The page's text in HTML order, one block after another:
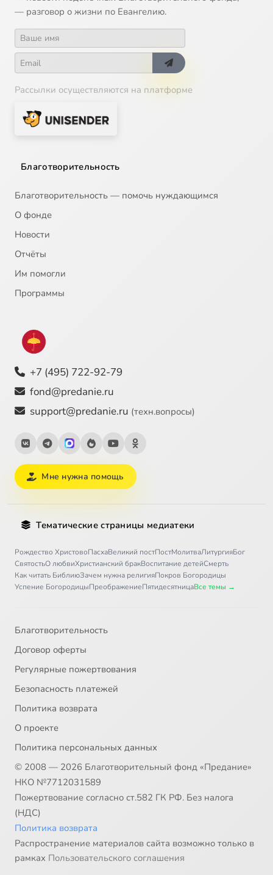
— разговор о жизни по Евангелию.
Рассылки осуществляются на платформе
Благотворительность
Благотворительность — помочь нуждающимся
О фонде
Новости
Отчёты
Им помогли
Программы
+7 (495) 722-92-79
fond@predanie.ru
support@predanie.ru (техн.вопросы)
Мне нужна помощь
Тематические страницы медиатеки
Рождество ХристовоПасхаВеликий постПостМолитваЛитургияБог
СвятостьО любвиХристианский бракВоспитание детейСмерть
Как читать БиблиюЗачем нужна религияПокров Богородицы
Успение БогородицыПреображениеПятидесятницаВсе темы →
Благотворительность
Договор оферты
Регулярные пожертвования
Безопасность платежей
Политика возврата
О проекте
Политика персональных данных
© 2008 — 2026 Благотворительный фонд «Предание»
НКО №7712031589
Пожертвование согласно ст.582 ГК РФ. Без налога
(НДС)
Политика возврата
Распространение материалов сайта возможно только в
рамках Пользовательского соглашения